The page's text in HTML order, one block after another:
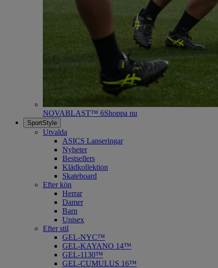
NOVABLAST™ 6Shoppa nu
SportStyle
Utvalda
ASICS Lanseringar
Nyheter
Bestsellers
Klädkollektion
Skateboard
Efter kön
Herrar
Damer
Barn
Unisex
Efter stil
GEL-NYC™
GEL-KAYANO 14™
GEL-1130™
GEL-CUMULUS 16™